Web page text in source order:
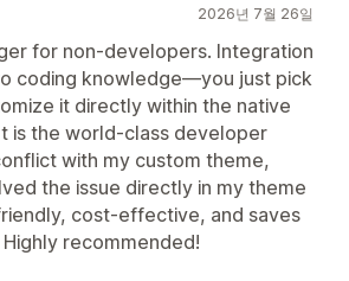
2026년 7월 26일
for non-developers. Integration
coding knowledge—you just pick
it directly within the native
is the world-class developer
with my custom theme,
the issue directly in my theme
cost-effective, and saves
recommended!